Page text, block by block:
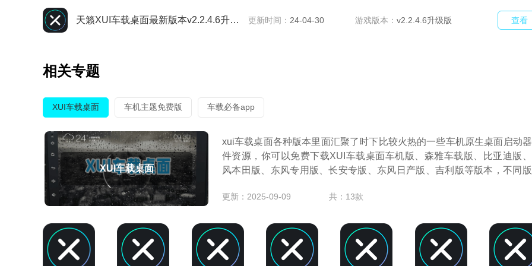
天籁XUI车载桌面最新版本v2.2.4.6升级版 更新时间： 24-04-30 游戏版本： v2.2.4.6升级版 查看
相关专题
XUI车载桌面 车机主题免费版 车载必备app
XUI车载桌面
xui车载桌面各种版本里面汇聚了时下比较火热的一些车机原生桌面启动
件资源，你可以免费下载XUI车载桌面车机版、森雅车载版、比亚迪版
风本田版、东风专用版、长安专版、东风日产版、吉利版等版本，不同
更新：2025-09-09 共：13款